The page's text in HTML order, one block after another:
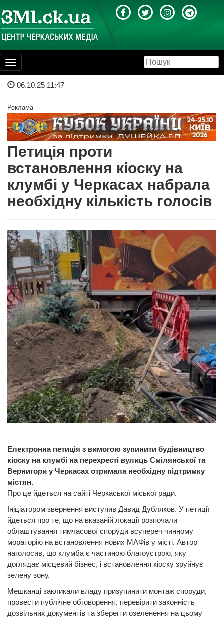
Toggle
navigation
06.10.25 11:47
Реклама
Петиція проти
встановлення кіоску на
клумбі у Черкасах набрала
необхідну кількість голосів
Електронна петиція з вимогою зупинити будівництво
кіоску на клумбі на перехресті вулиць Смілянської та
Вернигори у Черкасах отримала необхідну підтримку
містян.
Про це йдеться на сайті Черкаської міської ради.
Ініціатором звернення виступив Давид Дубляков. У петиції
йдеться про те, що на вказаній локації розпочали
облаштування тимчасової споруди всупереч чинному
мораторію на встановлення нових МАФів у місті. Автор
наголосив, що клумба є частиною благоустрою, яку
доглядає місцевий бізнес, і встановлення кіоску зруйнує
зелену зону.
Мешканці закликали владу призупинити монтаж споруди,
провести публічне обговорення, перевірити законність
дозвільних документів та зберегти озеленення на цьому